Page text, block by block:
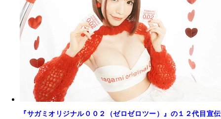
『サガミオリジナル００２（ゼロゼロツー）』の１２代目宣伝